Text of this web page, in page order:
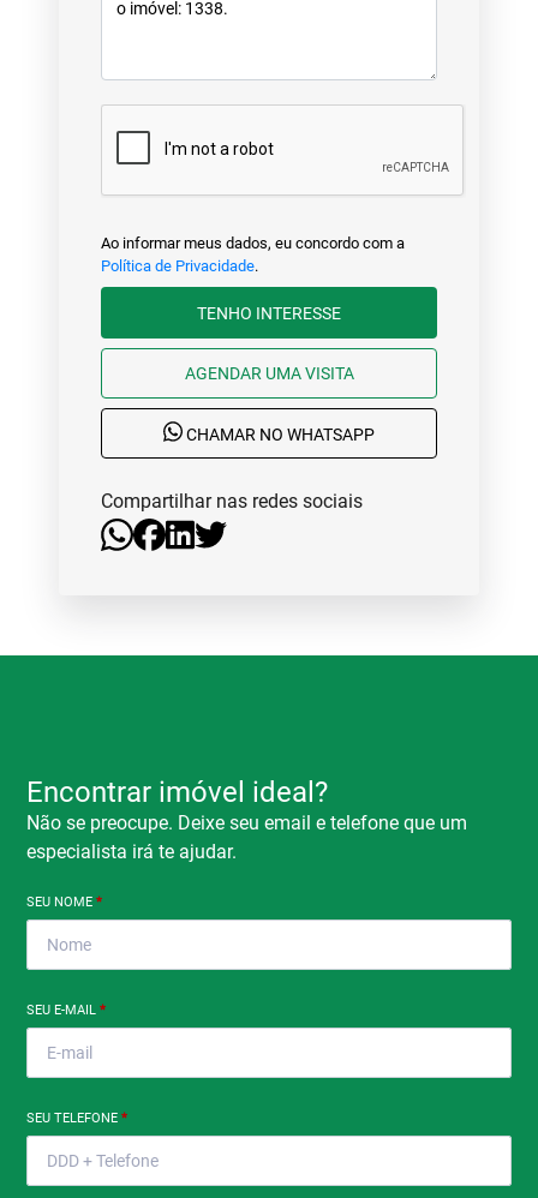
Ao informar meus dados, eu concordo com a
Política de Privacidade.
TENHO INTERESSE
AGENDAR UMA VISITA
CHAMAR NO WHATSAPP
Compartilhar nas redes sociais
Encontrar imóvel ideal?
Não se preocupe. Deixe seu email e telefone que um
especialista irá te ajudar.
SEU NOME*
SEU E-MAIL*
SEU TELEFONE*